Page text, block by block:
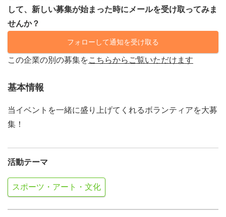
して、新しい募集が始まった時にメールを受け取ってみま
せんか？
フォローして通知を受け取る
この企業の別の募集をこちらからご覧いただけます
基本情報
当イベントを一緒に盛り上げてくれるボランティアを大募
集！
活動テーマ
スポーツ・アート・文化